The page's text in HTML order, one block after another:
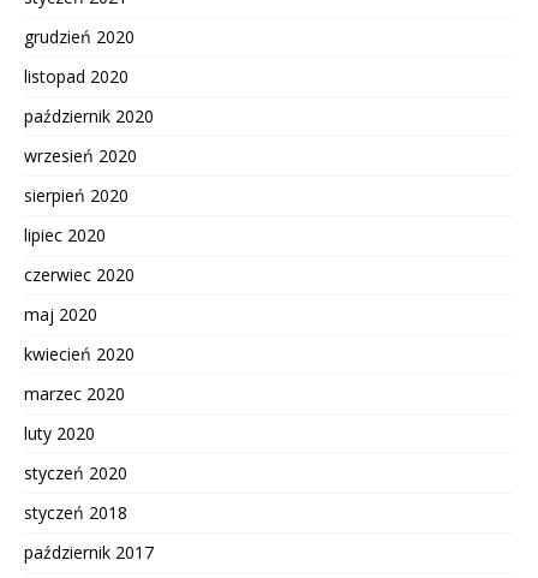
grudzień 2020
listopad 2020
październik 2020
wrzesień 2020
sierpień 2020
lipiec 2020
czerwiec 2020
maj 2020
kwiecień 2020
marzec 2020
luty 2020
styczeń 2020
styczeń 2018
październik 2017